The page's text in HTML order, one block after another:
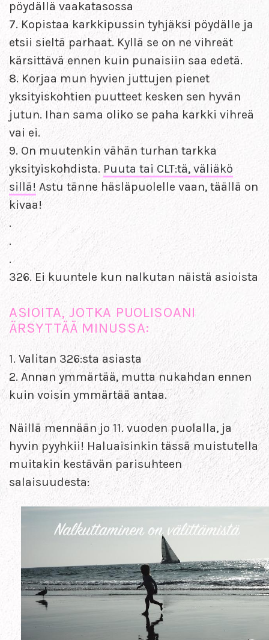
pöydällä vaakatasossa
7. Kopistaa karkkipussin tyhjäksi pöydälle ja
etsii sieltä parhaat. Kyllä se on ne vihreät
kärsittävä ennen kuin punaisiin saa edetä.
8. Korjaa mun hyvien juttujen pienet
yksityiskohtien puutteet kesken sen hyvän
jutun. Ihan sama oliko se paha karkki vihreä
vai ei.
9. On muutenkin vähän turhan tarkka
yksityiskohdista. Puuta tai CLT:tä, väliäkö
sillä!Astu tänne häsläpuolelle vaan, täällä on
kivaa!
.
.
.
326. Ei kuuntele kun nalkutan näistä asioista
ASIOITA, JOTKA PUOLISOANI
ÄRSYTTÄÄ MINUSSA:
1. Valitan 326:sta asiasta
2. Annan ymmärtää, mutta nukahdan ennen
kuin voisin ymmärtää antaa.
Näillä mennään jo 11. vuoden puolalla, ja
hyvin pyyhkii! Haluaisinkin tässä muistutella
muitakin kestävän parisuhteen
salaisuudesta: